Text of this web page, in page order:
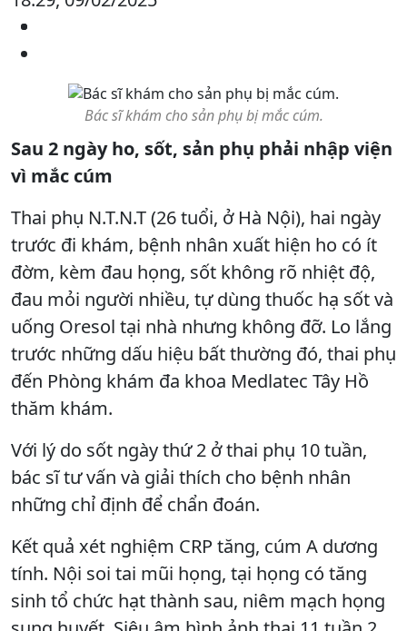
Bác sĩ khám cho sản phụ bị mắc cúm.
Sau 2 ngày ho, sốt, sản phụ phải nhập viện
vì mắc cúm
Thai phụ N.T.N.T (26 tuổi, ở Hà Nội), hai ngày
trước đi khám, bệnh nhân xuất hiện ho có ít
đờm, kèm đau họng, sốt không rõ nhiệt độ,
đau mỏi người nhiều, tự dùng thuốc hạ sốt và
uống Oresol tại nhà nhưng không đỡ. Lo lắng
trước những dấu hiệu bất thường đó, thai phụ
đến Phòng khám đa khoa Medlatec Tây Hồ
thăm khám.
Với lý do sốt ngày thứ 2 ở thai phụ 10 tuần,
bác sĩ tư vấn và giải thích cho bệnh nhân
những chỉ định để chẩn đoán.
Kết quả xét nghiệm CRP tăng, cúm A dương
tính. Nội soi tai mũi họng, tại họng có tăng
sinh tổ chức hạt thành sau, niêm mạch họng